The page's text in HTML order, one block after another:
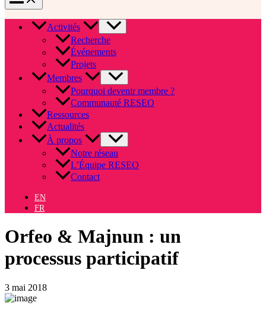
Activités
Recherche
Événements
Projets
Membres
Pourquoi devenir membre ?
Communauté RESEO
Ressources
Actualités
À propos
Notre réseau
L’Équipe RESEO
Contact
EN
FR
Orfeo & Majnun : un
processus participatif
3 mai 2018